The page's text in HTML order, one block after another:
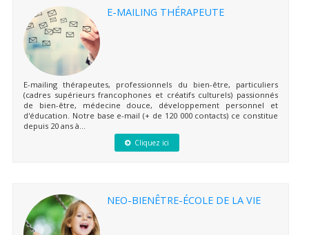
E-MAILING THÉRAPEUTE
E-mailing thérapeutes, professionnels du bien-être, particuliers
(cadres supérieurs francophones et créatifs culturels) passionnés
de bien-être, médecine douce, développement personnel et
d'éducation. Notre base e-mail (+ de 120 000 contacts) ce constitue
depuis 20 ans à...
Cliquez ici
NEO-BIENÊTRE-ÉCOLE DE LA VIE